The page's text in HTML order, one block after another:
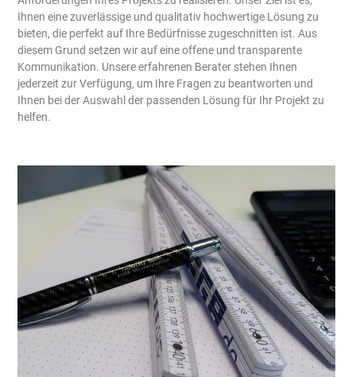
Ihnen eine zuverlässige und qualitativ hochwertige Lösung zu
bieten, die perfekt auf Ihre Bedürfnisse zugeschnitten ist. Aus
diesem Grund setzen wir auf eine offene und transparente
Kommunikation. Unsere erfahrenen Berater stehen Ihnen
jederzeit zur Verfügung, um Ihre Fragen zu beantworten und
Ihnen bei der Auswahl der passenden Lösung für Ihr Projekt zu
helfen.